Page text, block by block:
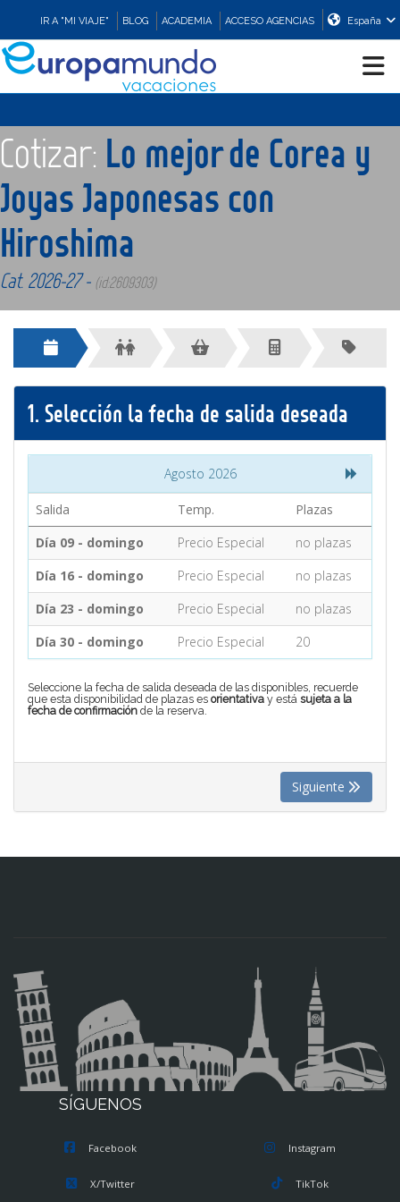
IR A "MI VIAJE" BLOG ACADEMIA ACCESO AGENCIAS España
EUROPA
PROMOCIONES
Cotizar: Lo mejor de Corea y
Joyas Japonesas con
Hiroshima
Cat. 2026-27 - (id:2609303)
1. Selección la fecha de salida deseada
Agosto 2026
Salida Temp.
Plazas
Día 09 - domingo
Precio Especial
no plazas
Día 16 - domingo
Precio Especial
no plazas
Día 23 - domingo
Precio Especial
no plazas
Día 30 - domingo
Precio Especial 20
Seleccione la fecha de salida deseada de las disponibles, recuerde
que esta disponibilidad de plazas es orientativa y está sujeta a la
fecha de confirmación de la reserva.
Siguiente
SÍGUENOS
Facebook
X/Twitter
Instagram
TikTok